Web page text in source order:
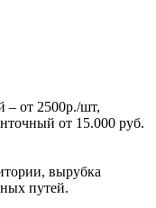
– от 2500р./шт,
от 15.000 руб.
вырубка
путей.